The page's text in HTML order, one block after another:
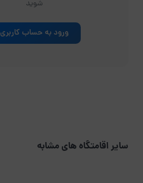
شوید
ورود به حساب کاربری
سایر اقامتگاه های مشابه